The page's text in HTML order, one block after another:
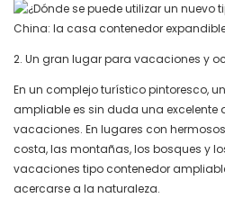
2. Un gran lugar para vacaciones y
En un complejo turístico pintoresco,
ampliable es sin duda una excelente
vacaciones. En lugares con
costa, las montañas, los bosques y
vacaciones tipo contenedor
acercarse a la naturaleza.